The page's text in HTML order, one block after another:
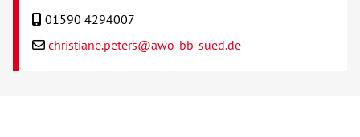
01590 4294007
christiane.peters@awo-bb-sued.de